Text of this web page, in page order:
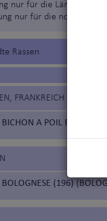
nur für die Länder, die
nur für die nordischen
Rassen
FRANKREICH
BICHON A POIL FRISE
BOLOGNESE (196)